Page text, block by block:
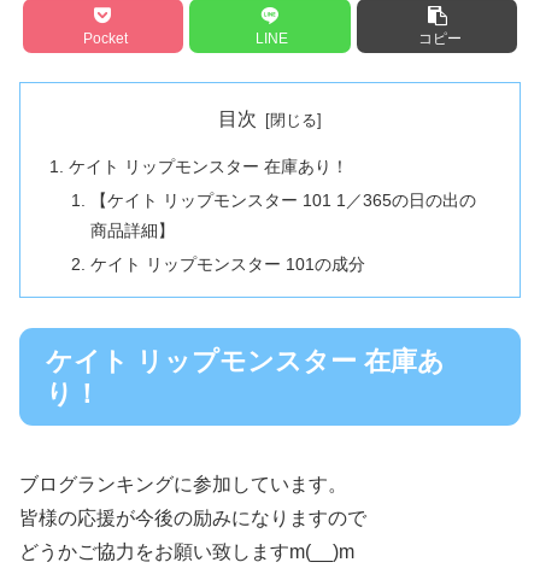
Pocket LINE コピー
目次
ケイト リップモンスター 在庫あり！
【ケイト リップモンスター 101 1／365の日の出の
商品詳細】
ケイト リップモンスター 101の成分
ケイト リップモンスター 在庫あ
り！
ブログランキングに参加しています。
皆様の応援が今後の励みになりますので
どうかご協力をお願い致しますm(__)m